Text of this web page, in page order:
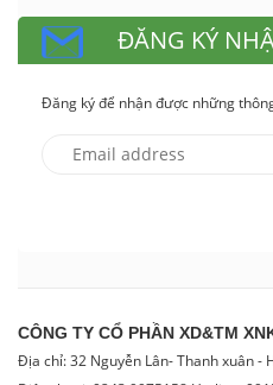
ĐĂNG KÝ
Đăng ký để nhận được những
CÔNG TY CỔ PHẦN XD&TM
Địa chỉ: 32 Nguyễn Lân- Thanh xuân -